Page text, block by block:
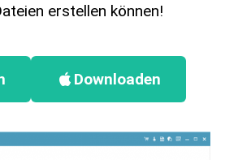
erstellen können!
Downloaden